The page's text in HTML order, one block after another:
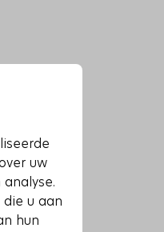
uw
u aan
hun